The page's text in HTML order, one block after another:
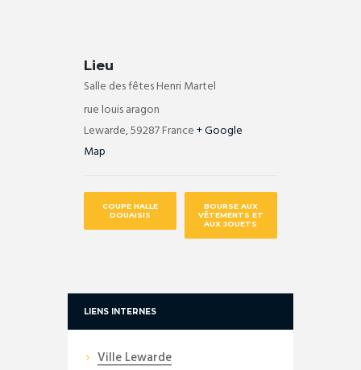
Lieu
Salle des fêtes Henri Martel
rue louis aragon
Lewarde,59287France+ Google
Map
COUPE HALLE
DOUAISIS
BOURSE AUX
VÊTEMENTS ET
AUX JOUETS
LIENS INTERNES
Ville Lewarde